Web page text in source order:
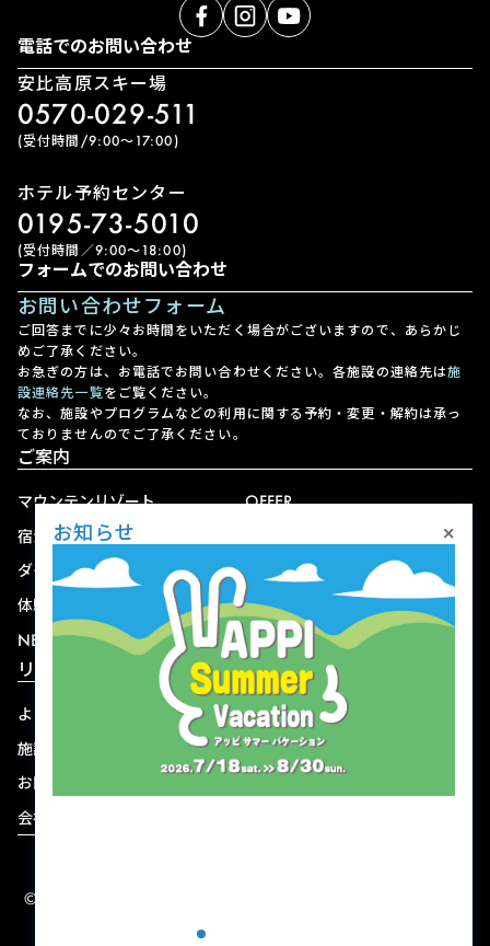
電話でのお問い合わせ
安比高原スキー場
0570-029-511
(受付時間/9:00〜17:00)
ホテル予約センター
0195-73-5010
(受付時間／9:00〜18:00)
フォームでのお問い合わせ
お問い合わせフォーム
ご回答までに少々お時間をいただく場合がございますので、あらかじ
めご了承ください。
お急ぎの方は、お電話でお問い合わせください。各施設の連絡先は施
設連絡先一覧をご覧ください。
なお、施設やプログラムなどの利用に関する予約・変更・解約は承っ
ておりませんのでご了承ください。
ご案内
マウンテンリゾート
宿泊
ダイニング
体験
NEWS
OFFER
ショップ
リゾート情報
よくある質問
施設連絡先一覧
お問い合わせ
会社概要
関連施設
資料ダウンロード
© 2004-2026 株式会社岩手ホテルアンドリゾート.
お知らせ ×